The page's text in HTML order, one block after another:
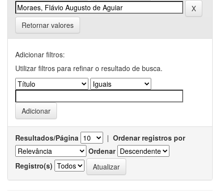
Retornar valores
Adicionar filtros:
Utilizar filtros para refinar o resultado de busca.
Resultados/Página | Ordenar registros por
Ordenar
Registro(s)